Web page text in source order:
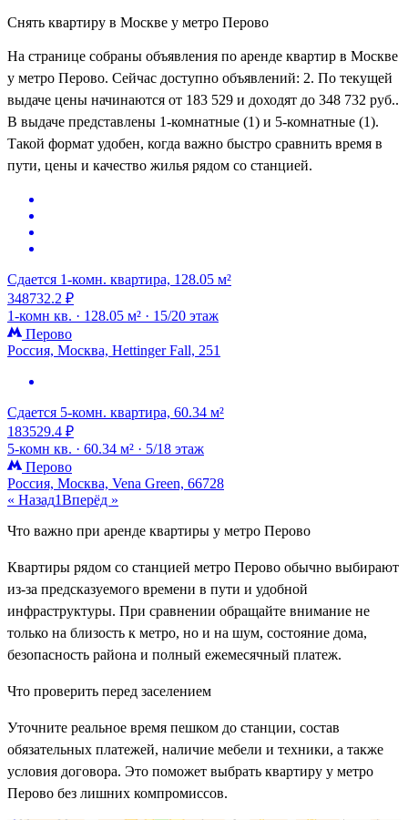
Снять квартиру в Москве у метро Перово
На странице собраны объявления по аренде квартир в Москве
у метро Перово. Сейчас доступно объявлений: 2. По текущей
выдаче цены начинаются от 183 529 и доходят до 348 732 руб..
В выдаче представлены 1-комнатные (1) и 5-комнатные (1).
Такой формат удобен, когда важно быстро сравнить время в
пути, цены и качество жилья рядом со станцией.
Сдается 1-комн. квартира, 128.05 м²
348732.2 ₽
1-комн кв. · 128.05 м² · 15/20 этаж
Перово
Россия, Москва, Hettinger Fall, 251
Сдается 5-комн. квартира, 60.34 м²
183529.4 ₽
5-комн кв. · 60.34 м² · 5/18 этаж
Перово
Россия, Москва, Vena Green, 66728
« Назад1Вперёд »
Что важно при аренде квартиры у метро Перово
Квартиры рядом со станцией метро Перово обычно выбирают
из-за предсказуемого времени в пути и удобной
инфраструктуры. При сравнении обращайте внимание не
только на близость к метро, но и на шум, состояние дома,
безопасность района и полный ежемесячный платеж.
Что проверить перед заселением
Уточните реальное время пешком до станции, состав
обязательных платежей, наличие мебели и техники, а также
условия договора. Это поможет выбрать квартиру у метро
Перово без лишних компромиссов.